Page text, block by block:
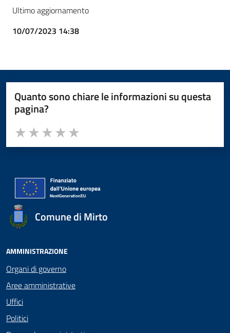
Ultimo aggiornamento
10/07/2023 14:38
Quanto sono chiare le informazioni su questa
pagina?
Valuta da 1 a 5 stelle la pagina
Valuta 5 stelle su 5
Valuta 4 stelle su 5
Valuta 3 stelle su 5
Valuta 2 stelle su 5
Valuta 1 stelle su 5
Comune di Mirto
AMMINISTRAZIONE
Organi di governo
Aree amministrative
Uffici
Politici